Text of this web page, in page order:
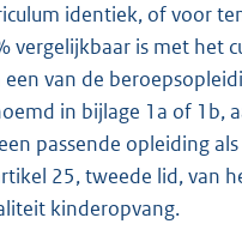
identiek, of voor
vergelijkbaar is met het
een van de
in bijlage 1a of 1b,
passende opleiding
25, tweede lid, van
kinderopvang.